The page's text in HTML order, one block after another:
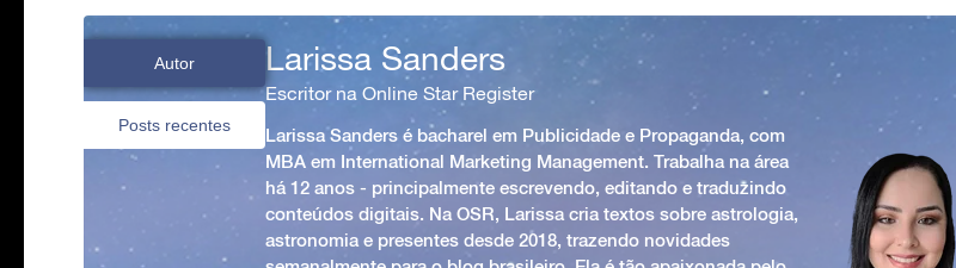
Autor
Posts recentes
Larissa Sanders
Escritor na Online Star Register
Larissa Sanders é bacharel em Publicidade e Propaganda, com
MBA em International Marketing Management. Trabalha na área
há 12 anos - principalmente escrevendo, editando e traduzindo
conteúdos digitais. Na OSR, Larissa cria textos sobre astrologia,
astronomia e presentes desde 2018, trazendo novidades